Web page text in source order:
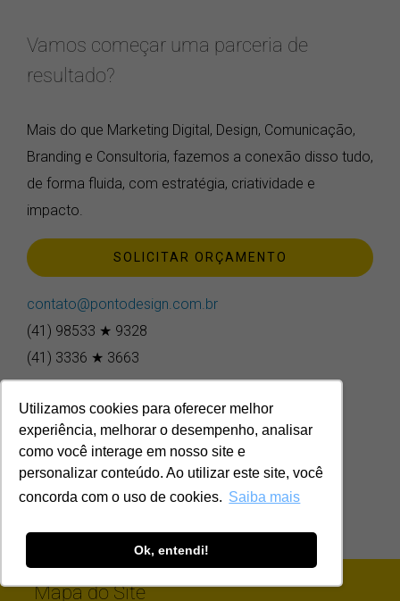
Utilizamos cookies para oferecer melhor
experiência, melhorar o desempenho, analisar
como você interage em nosso site e
personalizar conteúdo. Ao utilizar este site, você
concorda com o uso de cookies. Saiba mais
Ok, entendi!
Vamos começar uma parceria de
resultado?
Mais do que Marketing Digital, Design, Comunicação,
Branding e Consultoria, fazemos a conexão disso tudo,
de forma fluida, com estratégia, criatividade e
impacto.
SOLICITAR ORÇAMENTO
contato@pontodesign.com.br
(41) 98533 ★ 9328
(41) 3336 ★ 3663
Mapa do Site